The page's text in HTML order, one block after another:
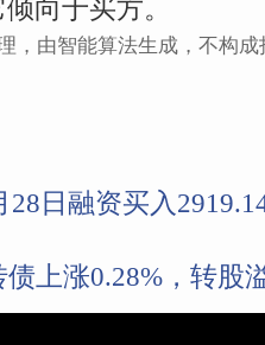
向于买方。
，由智能算法生成，不构
28日融资买入
上涨0.28%，转股